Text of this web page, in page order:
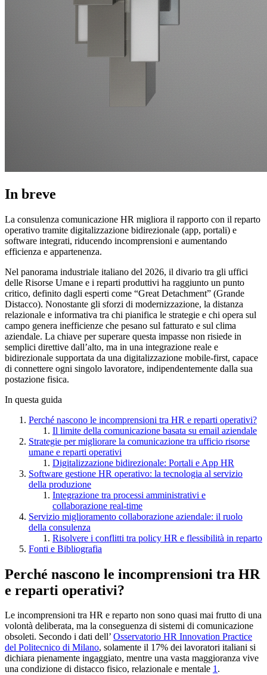
In breve
La consulenza comunicazione HR migliora il rapporto con il reparto
operativo tramite digitalizzazione bidirezionale (app, portali) e
software integrati, riducendo incomprensioni e aumentando
efficienza e appartenenza.
Nel panorama industriale italiano del 2026, il divario tra gli uffici
delle Risorse Umane e i reparti produttivi ha raggiunto un punto
critico, definito dagli esperti come “Great Detachment” (Grande
Distacco). Nonostante gli sforzi di modernizzazione, la distanza
relazionale e informativa tra chi pianifica le strategie e chi opera sul
campo genera inefficienze che pesano sul fatturato e sul clima
aziendale. La chiave per superare questa impasse non risiede in
semplici direttive dall’alto, ma in una integrazione reale e
bidirezionale supportata da una digitalizzazione mobile-first, capace
di connettere ogni singolo lavoratore, indipendentemente dalla sua
postazione fisica.
In questa guida
Perché nascono le incomprensioni tra HR e reparti operativi?
Il limite della comunicazione basata su email aziendale
Strategie per migliorare la comunicazione tra ufficio risorse
umane e reparti operativi
Digitalizzazione bidirezionale: Portali e App HR
Software gestione HR operativo: la tecnologia al servizio
della produzione
Integrazione tra processi amministrativi e
collaborazione real-time
Servizio miglioramento collaborazione aziendale: il ruolo
della consulenza
Risolvere i conflitti tra policy HR e flessibilità in reparto
Fonti e Bibliografia
Perché nascono le incomprensioni tra HR
e reparti operativi?
Le incomprensioni tra HR e reparto non sono quasi mai frutto di una
volontà deliberata, ma la conseguenza di sistemi di comunicazione
obsoleti. Secondo i dati dell’ Osservatorio HR Innovation Practice
del Politecnico di Milano, solamente il 17% dei lavoratori italiani si
dichiara pienamente ingaggiato, mentre una vasta maggioranza vive
una condizione di distacco fisico, relazionale e mentale 1.